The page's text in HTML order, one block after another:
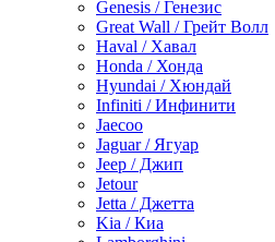
Genesis / Генезис
Great Wall / Грейт Волл
Haval / Хавал
Honda / Хонда
Hyundai / Хюндай
Infiniti / Инфинити
Jaecoo
Jaguar / Ягуар
Jeep / Джип
Jetour
Jetta / Джетта
Kia / Киа